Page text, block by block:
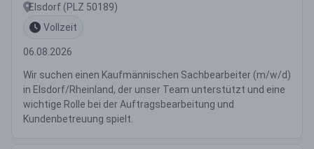
Elsdorf (PLZ 50189)
Vollzeit
06.08.2026
Wir suchen einen Kaufmännischen Sachbearbeiter (m/w/d)
in Elsdorf/Rheinland, der unser Team unterstützt und eine
wichtige Rolle bei der Auftragsbearbeitung und
Kundenbetreuung spielt.